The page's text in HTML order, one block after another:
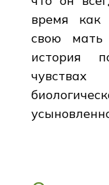
время как
свою
история